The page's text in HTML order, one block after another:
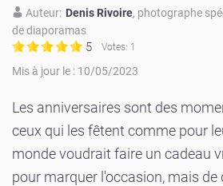
Auteur: Denis Rivoire, photographe
de diaporamas
5 Votes: 1
Mis à jour le : 10/05/2023
Les anniversaires sont des
ceux qui les fêtent comme pour
monde voudrait faire un cadeau
pour marquer l'occasion, mais de